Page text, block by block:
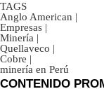
TAGS
Anglo American |
Empresas |
Minería |
Quellaveco |
Cobre |
minería en Perú